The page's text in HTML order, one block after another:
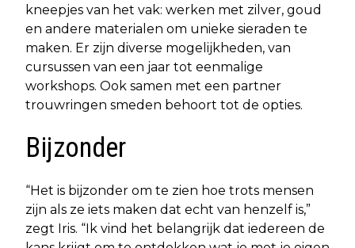
kneepjes van het vak: werken met zilver, goud
en andere materialen om unieke sieraden te
maken. Er zijn diverse mogelijkheden, van
cursussen van een jaar tot eenmalige
workshops. Ook samen met een partner
trouwringen smeden behoort tot de opties.
Bijzonder
“Het is bijzonder om te zien hoe trots mensen
zijn als ze iets maken dat echt van henzelf is,”
zegt Iris. “Ik vind het belangrijk dat iedereen de